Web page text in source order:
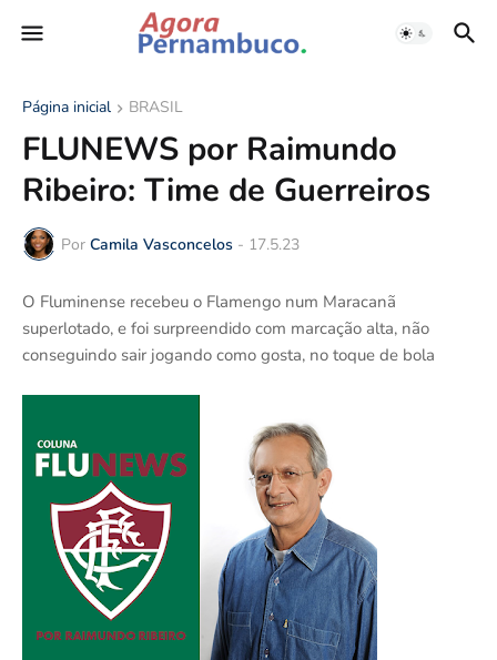
Página inicial BRASIL
FLUNEWS por Raimundo
Ribeiro: Time de Guerreiros
Por Camila Vasconcelos - 17.5.23
O Fluminense recebeu o Flamengo num Maracanã
superlotado, e foi surpreendido com marcação alta, não
conseguindo sair jogando como gosta, no toque de bola